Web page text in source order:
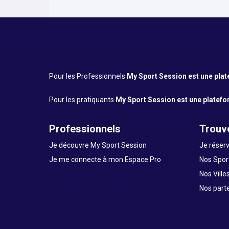
Pour les Professionnels My Sport Session est une
Pour les pratiquants My Sport Session est une
Professionnels
Je découvre My Sport Session
Je me connecte à mon Espace Pro
Je
Nos
Nos Villes
Nos